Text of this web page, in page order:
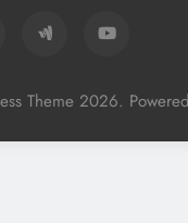
Theme 2026.